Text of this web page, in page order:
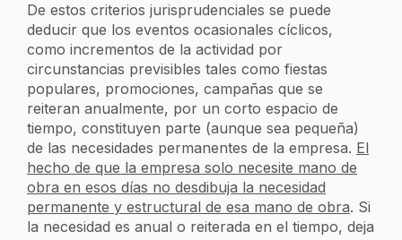
De estos criterios jurisprudenciales se puede
deducir que los eventos ocasionales cíclicos,
como incrementos de la actividad por
circunstancias previsibles tales como fiestas
populares, promociones, campañas que se
reiteran anualmente, por un corto espacio de
tiempo, constituyen parte (aunque sea pequeña)
de las necesidades permanentes de la empresa. El
hecho de que la empresa solo necesite mano de
obra en esos días no desdibuja la necesidad
permanente y estructural de esa mano de obra. Si
la necesidad es anual o reiterada en el tiempo, deja